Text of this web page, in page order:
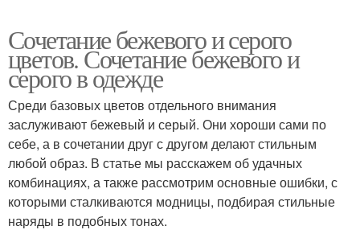
Сочетание бежевого и серого
цветов. Сочетание бежевого и
серого в одежде
Среди базовых цветов отдельного внимания
заслуживают бежевый и серый. Они хороши сами по
себе, а в сочетании друг с другом делают стильным
любой образ. В статье мы расскажем об удачных
комбинациях, а также рассмотрим основные ошибки, с
которыми сталкиваются модницы, подбирая стильные
наряды в подобных тонах.